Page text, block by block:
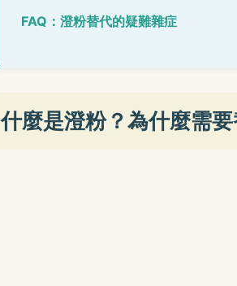
FAQ：澄粉替代的疑難雜症
什麼是澄粉？為什麼需